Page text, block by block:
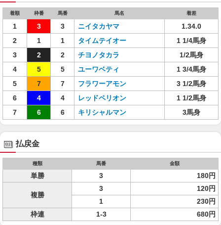
着順 枠番 馬番 馬名 着差
1 3 3 ニイタカヤマ
1.34.0
2
1 1 タイムテイオー
1 1/4馬身
3
2 2 チヨノタカラ
1/2馬身
4
5 5 ユーワベティ
1 3/4馬身
5
7 7 フラワーアモン
3 1/2馬身
6
4 4 レッドペリオン
1 1/2馬身
7
6 6 キリシャルマン 3馬身
払戻金
種類 馬番 金額
単勝 3 180円
複勝
3
120円
1
230円
枠連
1-3 680円